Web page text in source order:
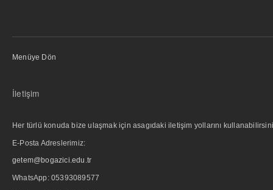
Menüye Dön
İletişim
Her türlü konuda bize ulaşmak için asagıdaki iletişim yollarını
E-Posta Adreslerimiz:
getem@bogazici.edu.tr
WhatsApp: 05393089577